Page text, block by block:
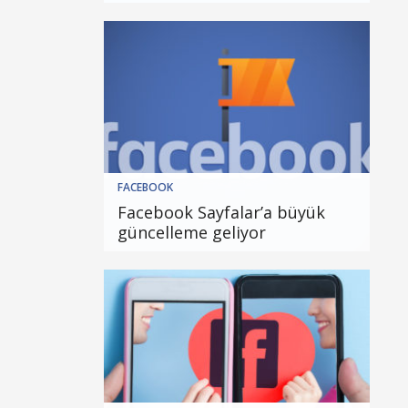
FACEBOOK
Facebook Sayfalar’a büyük
güncelleme geliyor